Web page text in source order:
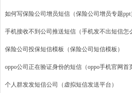
如何写保险公司增员短信（保险公司增员专题ppt
手机接收不到公司推送短信（手机发不出短信怎
保险公司投保短信模板（保险公司短信模板）
oppo公司正在验证身份的短信（oppo手机官网首
个人群发发短信公司（虚拟短信发送平台）